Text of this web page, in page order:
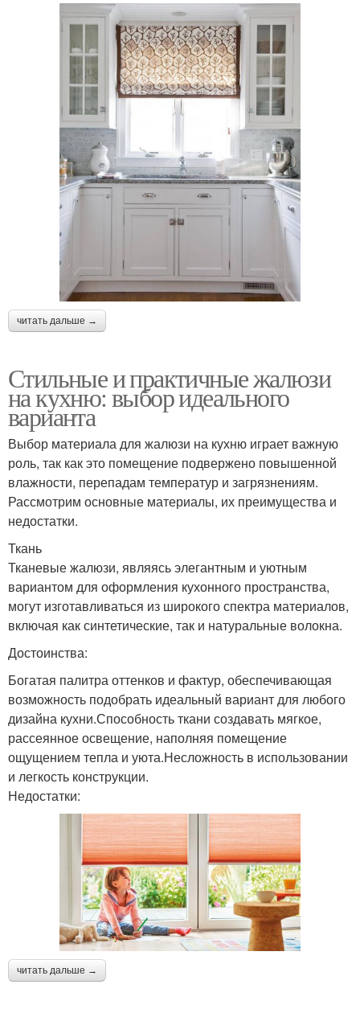
читать дальше →
Стильные и практичные жалюзи
на кухню: выбор идеального
варианта
Выбор материала для жалюзи на кухню играет важную
роль, так как это помещение подвержено повышенной
влажности, перепадам температур и загрязнениям.
Рассмотрим основные материалы, их преимущества и
недостатки.
Ткань
Тканевые жалюзи, являясь элегантным и уютным
вариантом для оформления кухонного пространства,
могут изготавливаться из широкого спектра материалов,
включая как синтетические, так и натуральные волокна.
Достоинства:
Богатая палитра оттенков и фактур, обеспечивающая
возможность подобрать идеальный вариант для любого
дизайна кухни.Способность ткани создавать мягкое,
рассеянное освещение, наполняя помещение
ощущением тепла и уюта.Несложность в использовании
и легкость конструкции.
Недостатки:
читать дальше →